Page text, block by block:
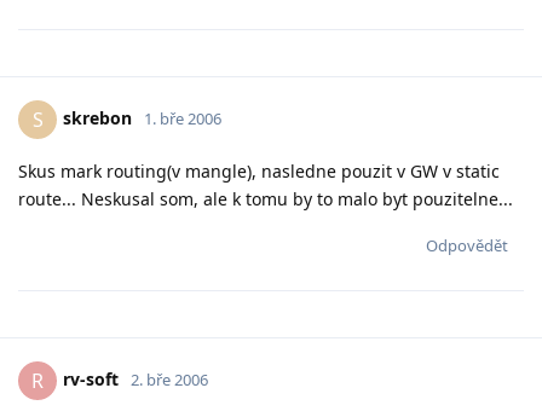
S skrebon 1. bře 2006
Skus mark routing(v mangle), nasledne pouzit v GW v static
route... Neskusal som, ale k tomu by to malo byt pouzitelne...
Odpovědět
R rv-soft 2. bře 2006